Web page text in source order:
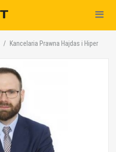
Kancelaria Prawna Hajdas i Hiper